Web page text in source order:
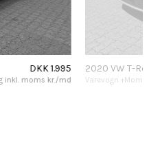
DKK 1.995
inkl. moms kr./md
2020 VW T-
Varevogn +Moms